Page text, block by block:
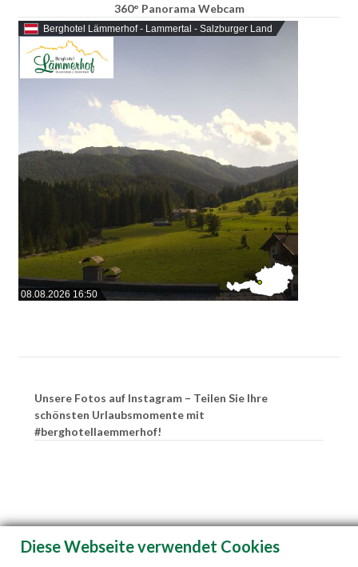
360° Panorama Webcam
Berghotel Lämmerhof - Lammertal - Salzburger Land
08.08.2026 16:50
Unsere Fotos auf Instagram – Teilen Sie Ihre
schönsten Urlaubsmomente mit
#berghotellaemmerhof!
Diese Webseite verwendet Cookies